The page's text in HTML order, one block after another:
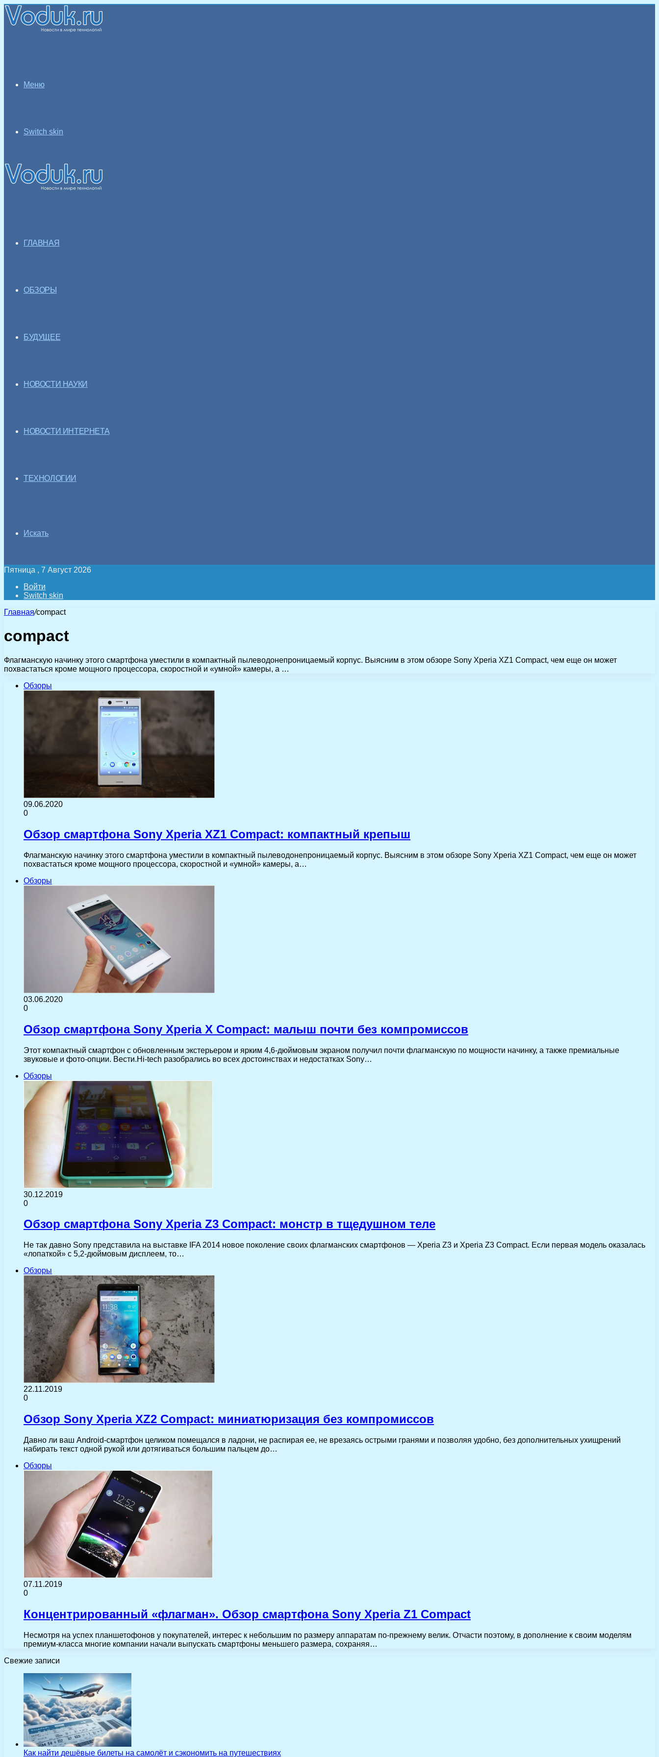
Меню
Switch skin
ГЛАВНАЯ
ОБЗОРЫ
БУДУЩЕЕ
НОВОСТИ НАУКИ
НОВОСТИ ИНТЕРНЕТА
ТЕХНОЛОГИИ
Искать
Пятница , 7 Август 2026
Войти
Switch skin
Главная/compact
compact
Флагманскую начинку этого смартфона уместили в компактный пылеводонепроницаемый корпус. Выясним в этом обзоре Sony Xperia XZ1 Compact, чем еще он может
похвастаться кроме мощного процессора, скоростной и «умной» камеры, а …
Обзоры
09.06.2020
0
Обзор смартфона Sony Xperia XZ1 Compact: компактный крепыш
Флагманскую начинку этого смартфона уместили в компактный пылеводонепроницаемый корпус. Выясним в этом обзоре Sony Xperia XZ1 Compact, чем еще он может
похвастаться кроме мощного процессора, скоростной и «умной» камеры, а…
Обзоры
03.06.2020
0
Обзор смартфона Sony Xperia X Compact: малыш почти без компромиссов
Этот компактный смартфон с обновленным экстерьером и ярким 4,6-дюймовым экраном получил почти флагманскую по мощности начинку, а также премиальные
звуковые и фото-опции. Вести.Hi-tech разобрались во всех достоинствах и недостатках Sony…
Обзоры
30.12.2019
0
Обзор смартфона Sony Xperia Z3 Compact: монстр в тщедушном теле
Не так давно Sony представила на выставке IFA 2014 новое поколение своих флагманских смартфонов — Xperia Z3 и Xperia Z3 Compact. Если первая модель оказалась
«лопаткой» с 5,2-дюймовым дисплеем, то…
Обзоры
22.11.2019
0
Обзор Sony Xperia XZ2 Compact: миниатюризация без компромиссов
Давно ли ваш Android-смартфон целиком помещался в ладони, не распирая ее, не врезаясь острыми гранями и позволяя удобно, без дополнительных ухищрений
набирать текст одной рукой или дотягиваться большим пальцем до…
Обзоры
07.11.2019
0
Концентрированный «флагман». Обзор смартфона Sony Xperia Z1 Compact
Несмотря на успех планшетофонов у покупателей, интерес к небольшим по размеру аппаратам по-прежнему велик. Отчасти поэтому, в дополнение к своим моделям
премиум-класса многие компании начали выпускать смартфоны меньшего размера, сохраняя…
Свежие записи
Как найти дешёвые билеты на самолёт и сэкономить на путешествиях